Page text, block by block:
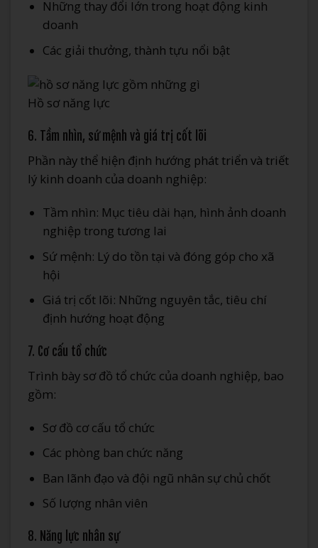
Những thay đổi lớn trong hoạt động kinh
doanh
Các giải thưởng, thành tựu nổi bật
Hồ sơ năng lực
6. Tầm nhìn, sứ mệnh và giá trị cốt lõi
Phần này thể hiện định hướng phát triển và triết
lý kinh doanh của doanh nghiệp:
Tầm nhìn: Mục tiêu dài hạn, hình ảnh doanh
nghiệp trong tương lai
Sứ mệnh: Lý do tồn tại và đóng góp cho xã
hội
Giá trị cốt lõi: Những nguyên tắc, tiêu chí
định hướng hoạt động
7. Cơ cấu tổ chức
Trình bày sơ đồ tổ chức của doanh nghiệp, bao
gồm:
Sơ đồ cơ cấu tổ chức
Các phòng ban chức năng
Ban lãnh đạo và đội ngũ nhân sự chủ chốt
Số lượng nhân viên
8. Năng lực nhân sự